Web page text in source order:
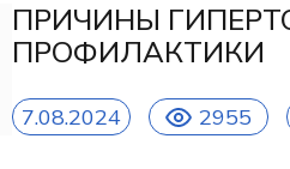
ПРИЧИНЫ
ПРОФИЛАКТИКИ
7.08.2024 2955